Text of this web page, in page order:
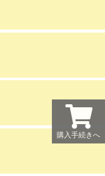
購入手続きへ